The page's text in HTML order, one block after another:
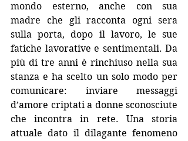
mondo esterno, anche con sua
madre che gli racconta ogni sera
sulla porta, dopo il lavoro, le sue
fatiche lavorative e sentimentali. Da
più di tre anni è rinchiuso nella sua
stanza e ha scelto un solo modo per
comunicare: inviare messaggi
d’amore criptati a donne sconosciute
che incontra in rete. Una storia
attuale dato il dilagante fenomeno